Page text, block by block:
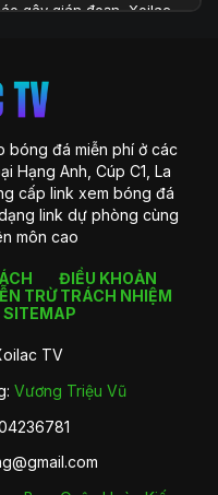
gây gián đoạn, Xoilac
chỉ là một website xem
tin chuyên sâu
Việt Nam.
bóng đá miễn phí ở các
Hạng Anh, Cúp C1, La
cấp link xem bóng đá
link dự phòng cùng
môn cao
ĐIỀU KHOẢN
TRỪ TRÁCH NHIỆM
SITEMAP
TV
Vương Triệu Vũ